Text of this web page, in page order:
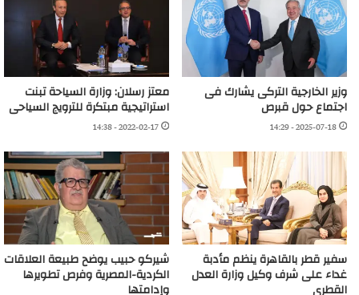
وزير الخارجية التركى يشارك فى
اجتماع حول قبرص
2025-07-18 - 14:29
معتز رسلان: وزارة السياحة تبنت
استراتيجية مبتكرة للترويج السياحى
2022-02-17 - 14:38
سفير قطر بالقاهرة ينظم مأدبة
غداء على شرف وكيل وزارة العدل
القطرى
شيركو حبيب يوضح طبيعة العلاقات
الكردية-المصرية وفرص تطويرها
وإدامتها